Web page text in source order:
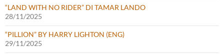
“LAND WITH NO RIDER” DI TAMAR LANDO
28/11/2025
“PILLION” BY HARRY LIGHTON (ENG)
29/11/2025